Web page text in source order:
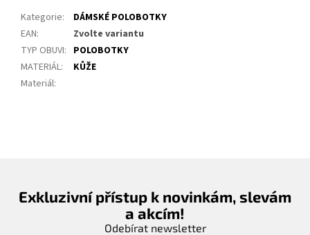
Kategorie:
DÁMSKÉ POLOBOTKY
EAN:
Zvolte variantu
TYP OBUVI: POLOBOTKY
MATERIÁL:
KŮŽE
Materiál:
Exkluzivní přístup k novinkám, slevám
a akcím!
Odebírat newsletter